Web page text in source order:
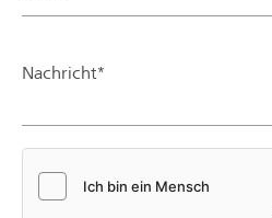
Nachricht*